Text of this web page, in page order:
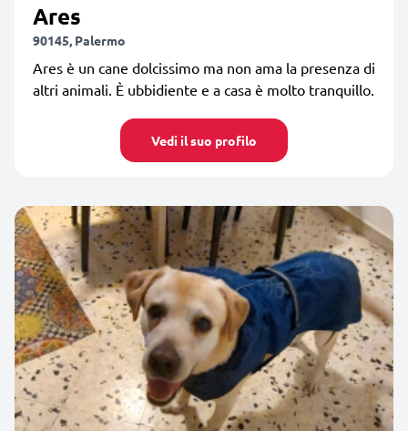
Ares
90145, Palermo
Ares è un cane dolcissimo ma non ama la presenza di
altri animali. È ubbidiente e a casa è molto tranquillo.
Vedi il suo profilo